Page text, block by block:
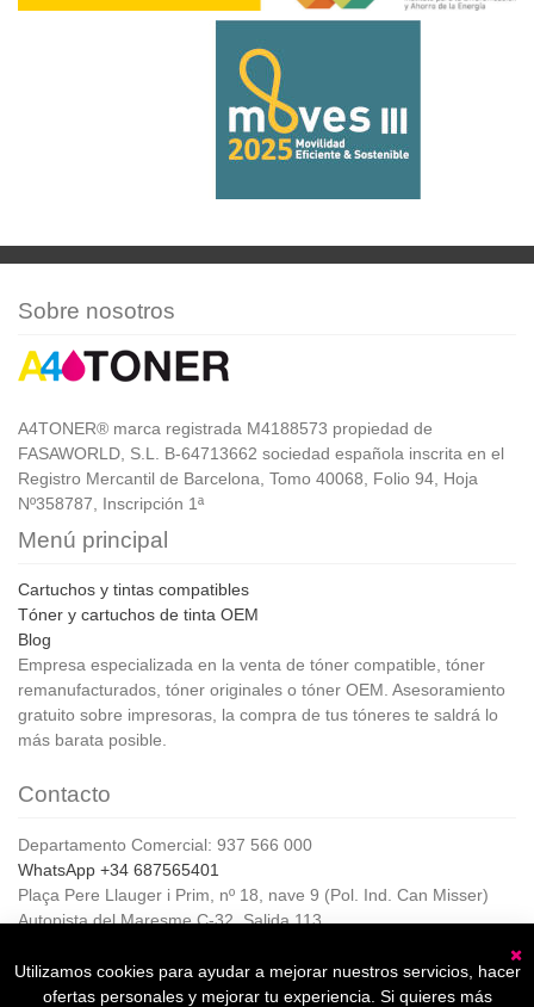
Sobre nosotros
A4TONER® marca registrada M4188573 propiedad de
FASAWORLD, S.L. B-64713662 sociedad española inscrita en el
Registro Mercantil de Barcelona, Tomo 40068, Folio 94, Hoja
Nº358787, Inscripción 1ª
Menú principal
Cartuchos y tintas compatibles
Tóner y cartuchos de tinta OEM
Blog
Empresa especializada en la venta de tóner compatible, tóner
remanufacturados, tóner originales o tóner OEM. Asesoramiento
gratuito sobre impresoras, la compra de tus tóneres te saldrá lo
más barata posible.
Contacto
Departamento Comercial: 937 566 000
WhatsApp +34 687565401
Plaça Pere Llauger i Prim, nº 18, nave 9 (Pol. Ind. Can Misser)
Autopista del Maresme C-32, Salida 113
Horario de Atención al cliente:
De lunes a jueves de 8:00 a 17:00,
Utilizamos cookies para ayudar a mejorar nuestros servicios, hacer
ofertas personales y mejorar tu experiencia. Si quieres más